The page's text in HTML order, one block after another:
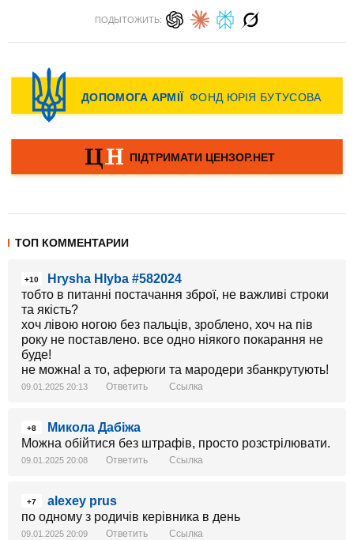
ПОДЫТОЖИТЬ:
ТОП КОММЕНТАРИИ
+10
Hrysha Hlyba #582024
тобто в питанні постачання зброї, не важливі строки
та якість?
хоч лівою ногою без пальців, зроблено, хоч на пів
року не поставлено. все одно ніякого покарання не
буде!
не можна! а то, аферюги та мародери збанкрутують!
09.01.2025 20:13 Ответить Ссылка
+8
Микола Дабіжа
Можна обійтися без штрафів, просто розстрілювати.
09.01.2025 20:08 Ответить Ссылка
+7
alexey prus
по одному з родичів керівника в день
09.01.2025 20:09 Ответить Ссылка